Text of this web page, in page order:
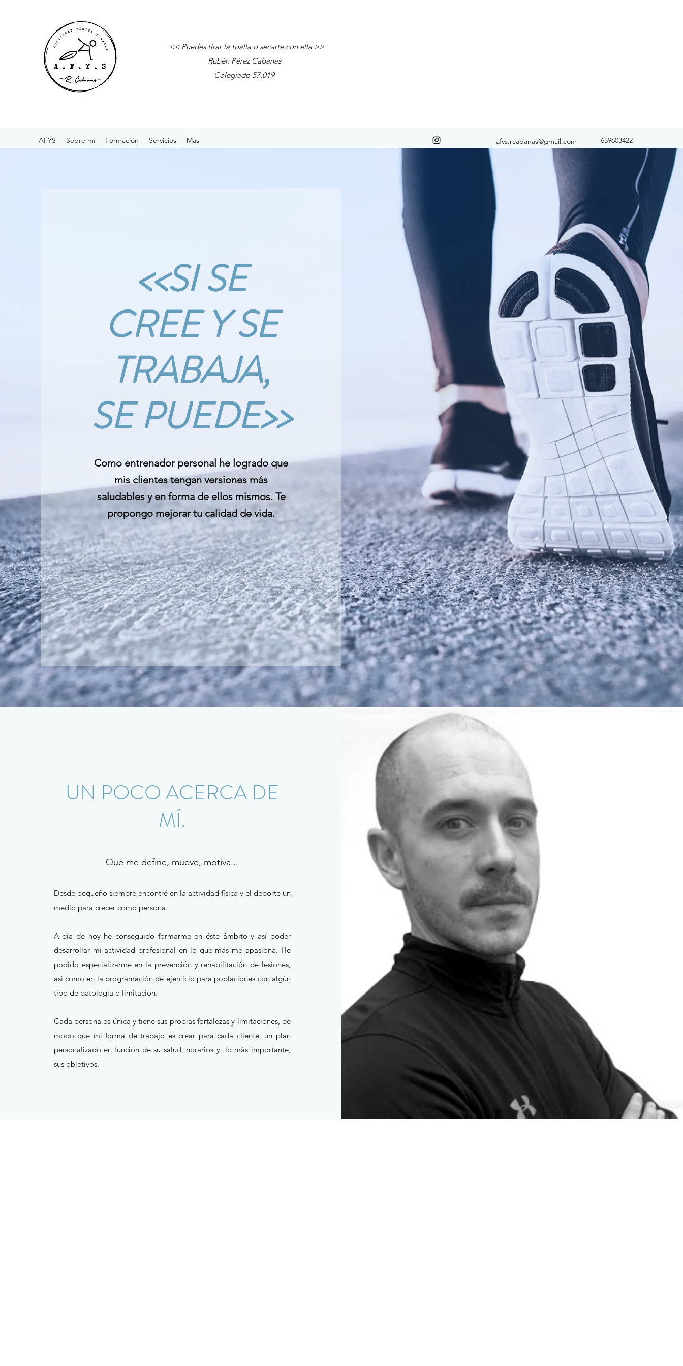
<< Puedes tirar la toalla o secarte con ella >>
Rubén Pérez Cabanas
Colegiado 57.019
AFYS Sobre mí Formación Servicios Más afys.rcabanas@gmail.com 659603422
<<SI SE
CREE Y SE
TRABAJA,
SE PUEDE>>
Como entrenador personal he logrado que
mis clientes tengan versiones más
saludables y en forma de ellos mismos. Te
propongo mejorar tu calidad de vida.
UN POCO ACERCA DE
MÍ.
Qué me define, mueve, motiva...
Desde pequeño siempre encontré en la actividad física y el deporte un
medio para crecer como persona.
A día de hoy he conseguido formarme en éste ámbito y así poder
desarrollar mi actividad profesional en lo que más me apasiona. He
podido especializarme en la prevención y rehabilitación de lesiones,
así como en la programación de ejercicio para poblaciones con algún
tipo de patología o limitación.
Cada persona es única y tiene sus propias fortalezas y limitaciones, de
modo que mi forma de trabajo es crear para cada cliente, un plan
personalizado en función de su salud, horarios y, lo más importante,
sus objetivos.